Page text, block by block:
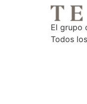
El grupo
Todos